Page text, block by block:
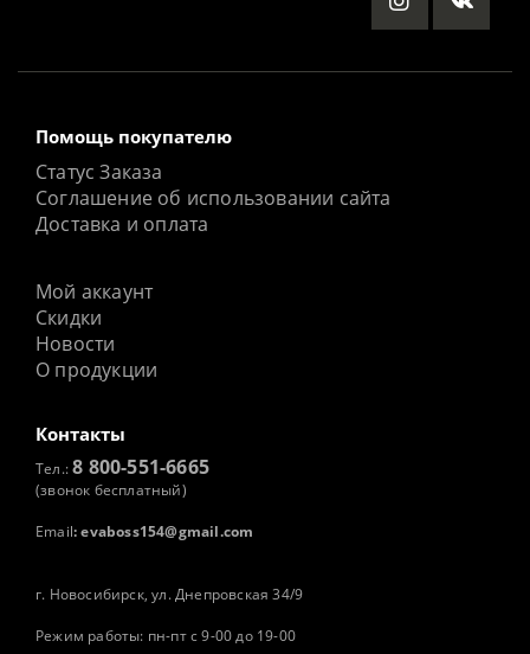
Помощь покупателю
Статус Заказа
Соглашение об использовании сайта
Доставка и оплата
Мой аккаунт
Скидки
Новости
О продукции
Контакты
Тел.:8 800-551-6665
(звонок бесплатный)
Email: evaboss154@gmail.com
г. Новосибирск, ул. Днепровская 34/9
Режим работы: пн-пт с 9-00 до 19-00